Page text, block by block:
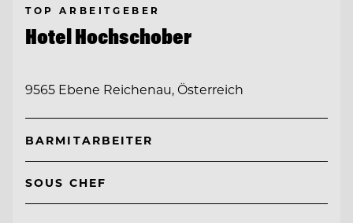
TOP ARBEITGEBER
Hotel Hochschober
9565 Ebene Reichenau, Österreich
BARMITARBEITER
SOUS CHEF